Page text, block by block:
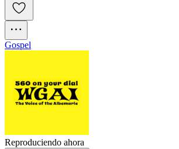
Gospel
Reproduciendo ahora